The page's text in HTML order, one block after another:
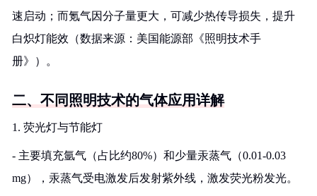
速启动；而氪气因分子量更大，可减少热传导损失，提升
白炽灯能效（数据来源：美国能源部《照明技术手
册》）。
二、不同照明技术的气体应用详解
1. 荧光灯与节能灯
- 主要填充氩气（占比约80%）和少量汞蒸气（0.01-0.03
mg），汞蒸气受电激发后发射紫外线，激发荧光粉发光。